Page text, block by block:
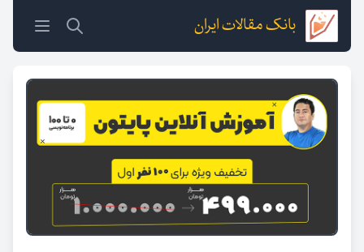
بانک مقالات ایران